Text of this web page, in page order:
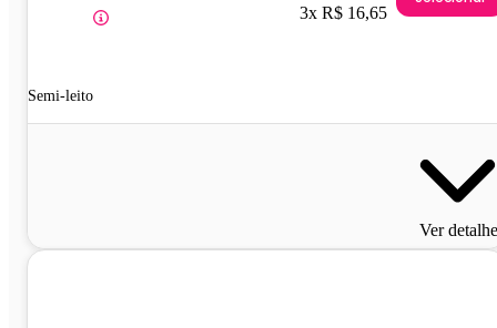
Semi-leito
3x R$ 16,65
Ver